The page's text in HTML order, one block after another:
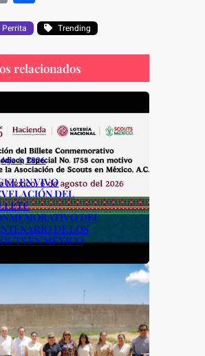
o
p
y
Li
n
k
h
ar
e
Perrita Trending
relacionados
Ago 6, 2026
EN VIVO
DEL
DEL
DE LOS
EN MÉXICO